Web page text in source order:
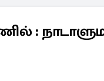
: